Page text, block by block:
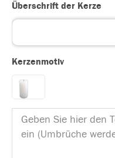
Überschrift der Kerze
Kerzenmotiv